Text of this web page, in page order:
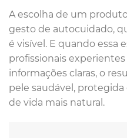
A escolha de um
gesto de autocuidado,
é visível. E quando essa
profissionais
informações claras, o
pele saudável,
de vida mais natural.